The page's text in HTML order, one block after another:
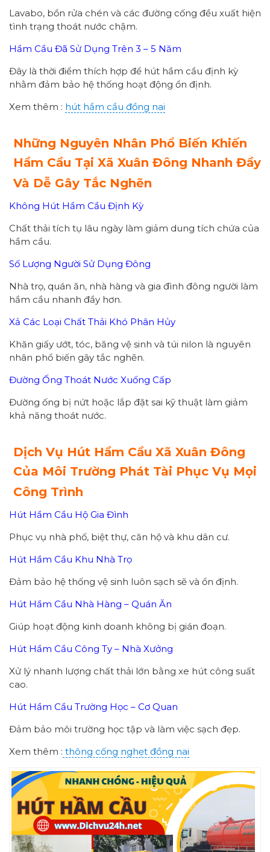
Lavabo, bồn rửa chén và các đường cống đều xuất hiện
tình trạng thoát nước chậm.
Hầm Cầu Đã Sử Dụng Trên 3 – 5 Năm
Đây là thời điểm thích hợp để hút hầm cầu định kỳ
nhằm đảm bảo hệ thống hoạt động ổn định.
Xem thêm : hút hầm cầu đồng nai
Những Nguyên Nhân Phổ Biến Khiến
Hầm Cầu Tại Xã Xuân Đông Nhanh Đầy
Và Dễ Gây Tắc Nghẽn
Không Hút Hầm Cầu Định Kỳ
Chất thải tích tụ lâu ngày làm giảm dung tích chứa của
hầm cầu.
Số Lượng Người Sử Dụng Đông
Nhà trọ, quán ăn, nhà hàng và gia đình đông người làm
hầm cầu nhanh đầy hơn.
Xả Các Loại Chất Thải Khó Phân Hủy
Khăn giấy ướt, tóc, băng vệ sinh và túi nilon là nguyên
nhân phổ biến gây tắc nghẽn.
Đường Ống Thoát Nước Xuống Cấp
Đường ống bị nứt hoặc lắp đặt sai kỹ thuật làm giảm
khả năng thoát nước.
Dịch Vụ Hút Hầm Cầu Xã Xuân Đông
Của Môi Trường Phát Tài Phục Vụ Mọi
Công Trình
Hút Hầm Cầu Hộ Gia Đình
Phục vụ nhà phố, biệt thự, căn hộ và khu dân cư.
Hút Hầm Cầu Khu Nhà Trọ
Đảm bảo hệ thống vệ sinh luôn sạch sẽ và ổn định.
Hút Hầm Cầu Nhà Hàng – Quán Ăn
Giúp hoạt động kinh doanh không bị gián đoạn.
Hút Hầm Cầu Công Ty – Nhà Xưởng
Xử lý nhanh lượng chất thải lớn bằng xe hút công suất
cao.
Hút Hầm Cầu Trường Học – Cơ Quan
Đảm bảo môi trường học tập và làm việc sạch đẹp.
Xem thêm : thông cống nghẹt đồng nai